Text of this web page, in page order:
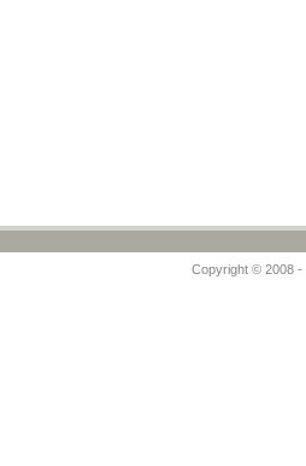
Copyright © 2008 -